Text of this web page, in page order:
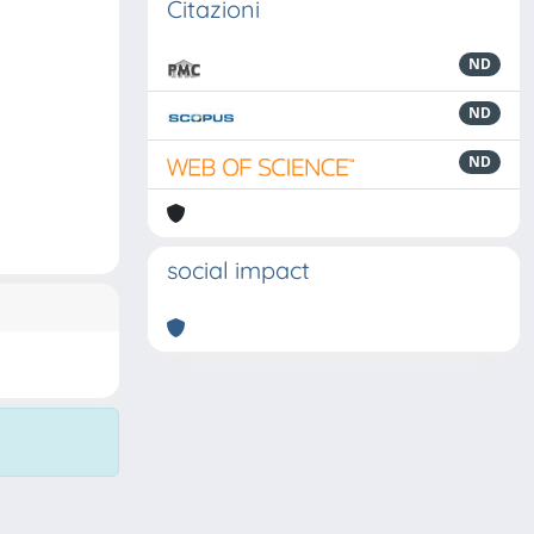
Citazioni
ND
ND
ND
social impact